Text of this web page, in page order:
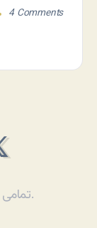
4 Comments
تمامی حقوق برای عصیان محفوظ است.